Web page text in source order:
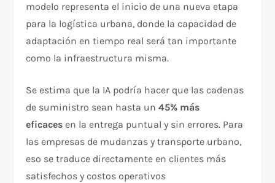
modelo representa el inicio de una nueva etapa
para la logística urbana, donde la capacidad de
adaptación en tiempo real será tan importante
como la infraestructura misma.
Se estima que la IA podría hacer que las cadenas
de suministro sean hasta un45% más
eficaces en la entrega puntual y sin errores. Para
las empresas de mudanzas y transporte urbano,
eso se traduce directamente en clientes más
satisfechos y costos operativos